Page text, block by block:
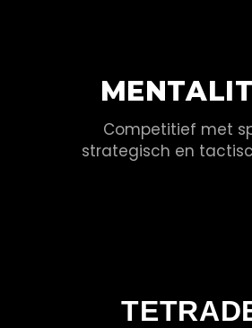
Competitief met
strategisch en